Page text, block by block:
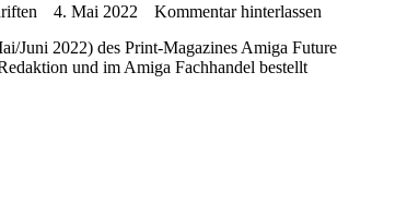
4. Mai 2022
Kommentar hinterlassen
Juni 2022) des Print-Magazines Amiga Future
und im Amiga Fachhandel bestellt